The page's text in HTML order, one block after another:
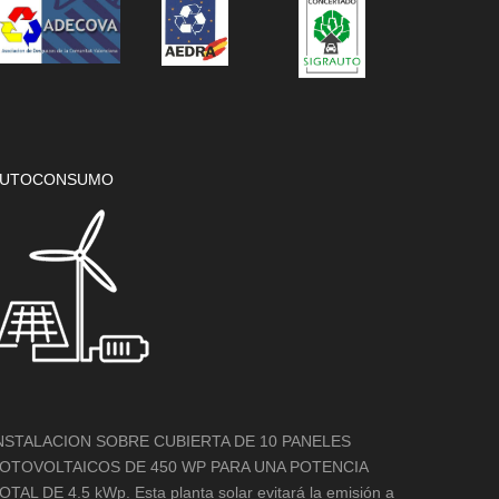
SOBRE CUBIERTA DE 10 PANELES
DE 450 WP PARA UNA POTENCIA
DE 4.5 kWp. Esta planta solar evitará la emisión a